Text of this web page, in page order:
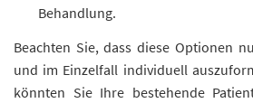
Behandlung.
Beachten Sie, dass diese Optionen
und im Einzelfall individuell
könnten Sie Ihre bestehende